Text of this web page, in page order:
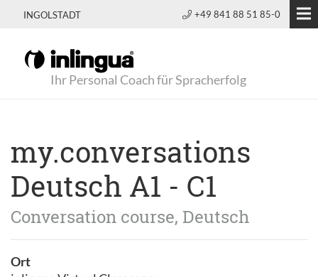
INGOLSTADT +49 841 88 51 85-0
Ihr Personal Coach für Spracherfolg
my.conversations
Deutsch A1 - C1
Conversation course, Deutsch
Ort